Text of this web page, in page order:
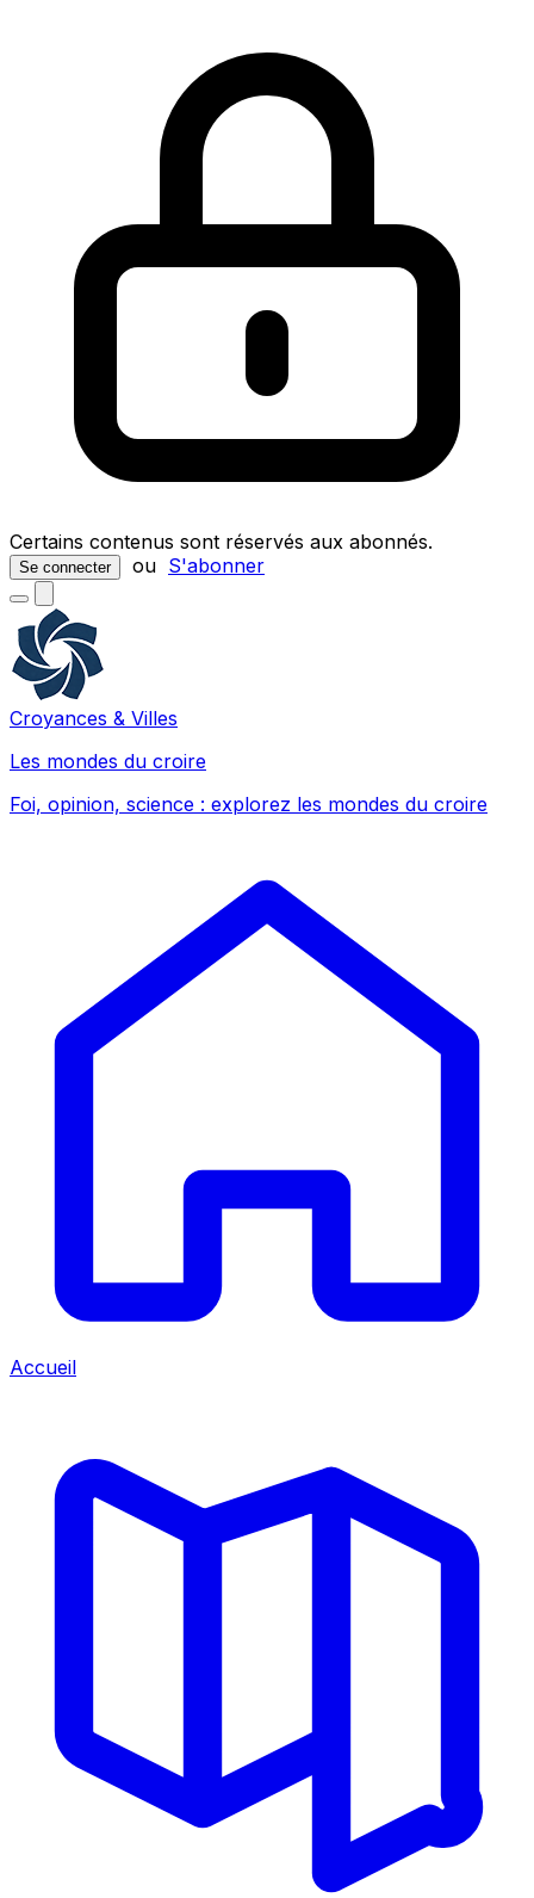
Certains contenus sont réservés aux abonnés.
Se connecter ou S'abonner
Croyances & Villes
Les mondes du croire
Foi, opinion, science : explorez les mondes du croire
Accueil